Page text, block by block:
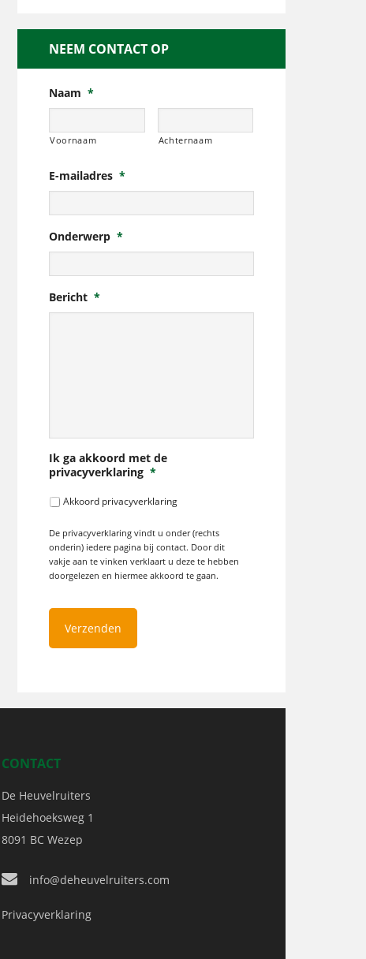
NEEM CONTACT OP
Naam *
Voornaam Achternaam
E-mailadres *
Onderwerp *
Bericht *
Ik ga akkoord met de
privacyverklaring *
Akkoord privacyverklaring
De privacyverklaring vindt u onder (rechts
onderin) iedere pagina bij contact. Door dit
vakje aan te vinken verklaart u deze te hebben
doorgelezen en hiermee akkoord te gaan.
CONTACT
De Heuvelruiters
Heidehoeksweg 1
8091 BC Wezep
info@deheuvelruiters.com
Privacyverklaring